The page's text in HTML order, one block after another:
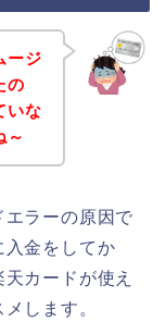
ージ
の
いな
～
ラーの原因で
入金をしてか
カードが使え
します。